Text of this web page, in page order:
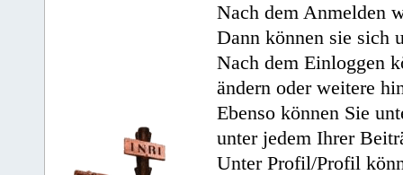
Nach dem Anmelden
Dann können sie sich
Nach dem Einloggen
ändern oder weitere
Ebenso können Sie
unter jedem Ihrer
Unter Profil/Profil